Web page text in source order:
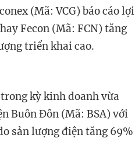
(Mã: VCG) báo cáo lợi
Fecon (Mã: FCN) tăng
triển khai cao.
kỳ kinh doanh vừa
Buôn Đôn (Mã: BSA) với
sản lượng điện tăng 69%